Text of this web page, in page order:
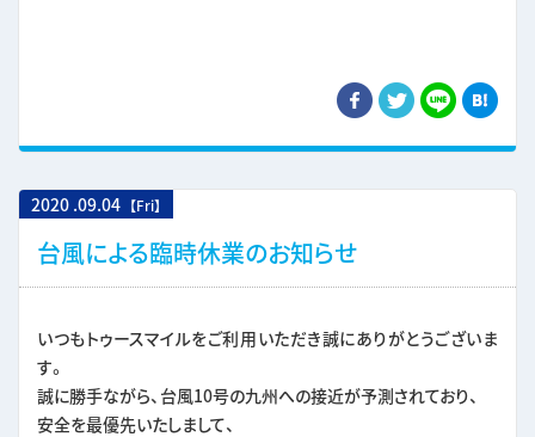
2020 .09.04 【Fri】
台風による臨時休業のお知らせ
いつもトゥースマイルをご利用いただき誠にありがとうございま
す。
誠に勝手ながら、台風10号の九州への接近が予測されており、
安全を最優先いたしまして、